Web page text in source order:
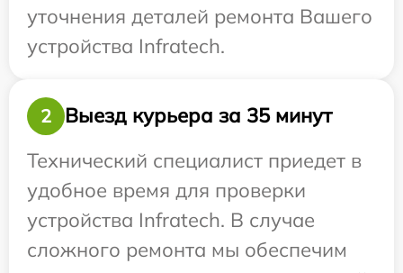
уточнения деталей ремонта Вашего
устройства Infratech.
2
Выезд курьера за 35 минут
Технический специалист приедет в
удобное время для проверки
устройства Infratech. В случае
сложного ремонта мы обеспечим